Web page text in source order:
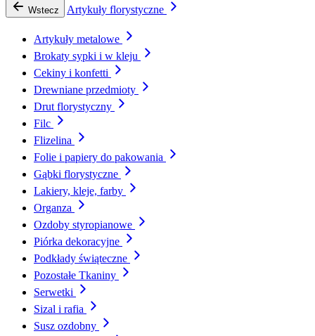
Wstecz Artykuły florystyczne
Artykuły metalowe
Brokaty sypki i w kleju
Cekiny i konfetti
Drewniane przedmioty
Drut florystyczny
Filc
Flizelina
Folie i papiery do pakowania
Gąbki florystyczne
Lakiery, kleje, farby
Organza
Ozdoby styropianowe
Piórka dekoracyjne
Podkłady świąteczne
Pozostałe Tkaniny
Serwetki
Sizal i rafia
Susz ozdobny